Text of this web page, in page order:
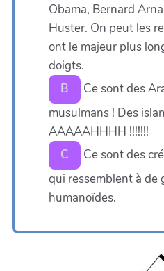
Obama, Bernard
Huster. On peut les
ont le majeur plus
doigts.
B
Ce sont des
musulmans ! Des
AAAAAHHHH !!!!!!!
C
Ce sont des
qui ressemblent à de
humanoïdes.